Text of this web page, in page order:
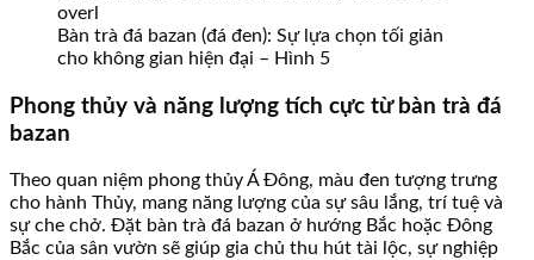
Bàn trà đá bazan (đá đen): Sự lựa chọn tối giản
cho không gian hiện đại – Hình 5
Phong thủy và năng lượng tích cực từ bàn trà đá
bazan
Theo quan niệm phong thủy Á Đông, màu đen tượng trưng
cho hành Thủy, mang năng lượng của sự sâu lắng, trí tuệ và
sự che chở. Đặt bàn trà đá bazan ở hướng Bắc hoặc Đông
Bắc của sân vườn sẽ giúp gia chủ thu hút tài lộc, sự nghiệp